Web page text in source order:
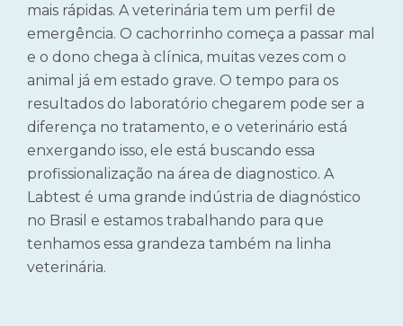
mais rápidas. A veterinária tem um perfil de
emergência. O cachorrinho começa a passar mal
e o dono chega à clínica, muitas vezes com o
animal já em estado grave. O tempo para os
resultados do laboratório chegarem pode ser a
diferença no tratamento, e o veterinário está
enxergando isso, ele está buscando essa
profissionalização na área de diagnostico. A
Labtest é uma grande indústria de diagnóstico
no Brasil e estamos trabalhando para que
tenhamos essa grandeza também na linha
veterinária.